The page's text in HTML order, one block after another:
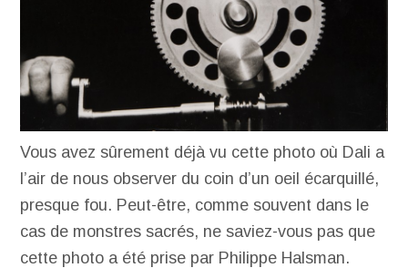
Vous avez sûrement déjà vu cette photo où Dali a
l’air de nous observer du coin d’un oeil écarquillé,
presque fou. Peut-être, comme souvent dans le
cas de monstres sacrés, ne saviez-vous pas que
cette photo a été prise par Philippe Halsman.